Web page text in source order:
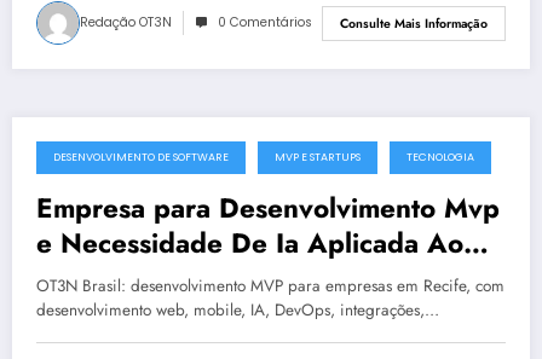
Redação OT3N 0 Comentários Consulte Mais Informação
julho 17, 2025
DESENVOLVIMENTO DE SOFTWARE MVP E STARTUPS TECNOLOGIA
Empresa para Desenvolvimento Mvp
e Necessidade De Ia Aplicada Ao
Negócio em Recife | OT3N Brasil –
Guia 4264
OT3N Brasil: desenvolvimento MVP para empresas em Recife, com
desenvolvimento web, mobile, IA, DevOps, integrações,…